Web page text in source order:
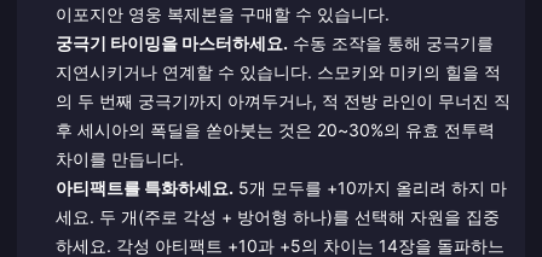
이포지안 영웅 복제본을 구매할 수 있습니다.
궁극기 타이밍을 마스터하세요. 수동 조작을 통해 궁극기를
지연시키거나 연계할 수 있습니다. 스모키와 미키의 힐을 적
의 두 번째 궁극기까지 아껴두거나, 적 전방 라인이 무너진 직
후 세시아의 폭딜을 쏟아붓는 것은 20~30%의 유효 전투력
차이를 만듭니다.
아티팩트를 특화하세요. 5개 모두를 +10까지 올리려 하지 마
세요. 두 개(주로 각성 + 방어형 하나)를 선택해 자원을 집중
하세요. 각성 아티팩트 +10과 +5의 차이는 14장을 돌파하느